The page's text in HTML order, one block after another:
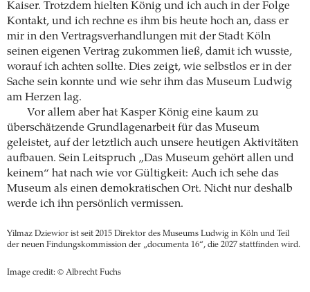
Kaiser. Trotzdem hielten König und ich auch in der Folge
Kontakt, und ich rechne es ihm bis heute hoch an, dass er
mir in den Vertragsverhandlungen mit der Stadt Köln
seinen eigenen Vertrag zukommen ließ, damit ich wusste,
worauf ich achten sollte. Dies zeigt, wie selbstlos er in der
Sache sein konnte und wie sehr ihm das Museum Ludwig
am Herzen lag.
Vor allem aber hat Kasper König eine kaum zu
überschätzende Grundlagenarbeit für das Museum
geleistet, auf der letztlich auch unsere heutigen Aktivitäten
aufbauen. Sein Leitspruch „Das Museum gehört allen und
keinem“ hat nach wie vor Gültigkeit: Auch ich sehe das
Museum als einen demokratischen Ort. Nicht nur deshalb
werde ich ihn persönlich vermissen.
Yilmaz Dziewior ist seit 2015 Direktor des Museums Ludwig in Köln und Teil
der neuen Findungskommission der „documenta 16“, die 2027 stattfinden wird.
Image credit: © Albrecht Fuchs